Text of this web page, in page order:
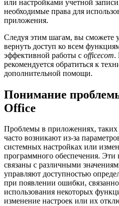
или настройками учетной
необходимые права для
приложения.
Следуя этим шагам, вы сможете
вернуть доступ ко всем
эффективной работы с officecom.
рекомендуется обратиться к
дополнительной помощи.
Понимание
Office
Проблемы в приложениях, таких
часто возникают из-за
системных настройках или
программного обеспечения. Эти
связаны с различными
управляют доступностью
при появлении ошибки,
использования некоторых
изменение настроек или их